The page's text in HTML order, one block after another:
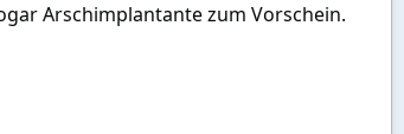
Arschimplantante zum Vorschein.